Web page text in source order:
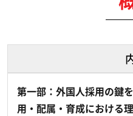
第一部：外国人採用の鍵
用・配属・育成における